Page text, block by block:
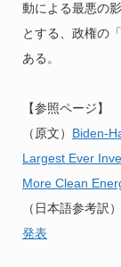
動による最悪の
とする、政権の
ある。
【参照ページ】
（原文） Biden-
Largest Ever
More Clean
（日本語参考訳）
発表